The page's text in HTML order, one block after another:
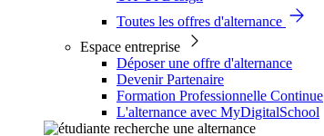
Toutes les offres d'alternance
Espace entreprise
Déposer une offre d'alternance
Devenir Partenaire
Formation Professionnelle Continue
L'alternance avec MyDigitalSchool